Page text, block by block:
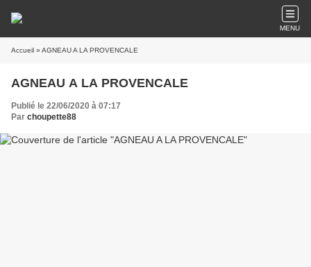
MENU
Accueil » AGNEAU A LA PROVENCALE
AGNEAU A LA PROVENCALE
Publié le 22/06/2020 à 07:17
Par choupette88